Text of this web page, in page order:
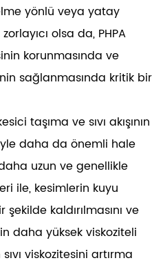
yönlü veya yatay
olsa da, PHPA
korunmasında ve
sağlanmasında kritik bir
taşıma ve sıvı akışının
daha da önemli hale
uzun ve genellikle
ile, kesimlerin kuyu
kaldırılmasını ve
daha yüksek viskoziteli
sıvı viskozitesini artırma